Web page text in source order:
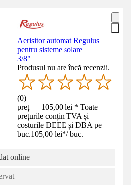
Aerisitor automat Regulus
pentru sisteme solare
3/8"
Produsul nu are încă recenzii.
(0)
preț — 105,00 lei * Toate
prețurile conțin TVA și
costurile DEEE și DBA pe
buc.105,00 lei*/ buc.
online